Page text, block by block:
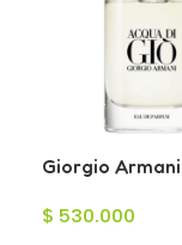
Giorgio
para Hombre
$ 530.000